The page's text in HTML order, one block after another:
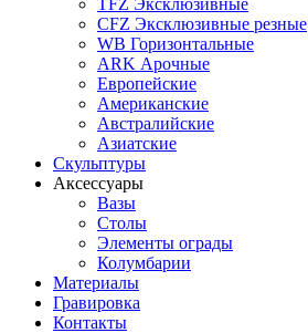
TFZ Эксклюзивные
CFZ Эксклюзивные резные
WB Горизонтальные
ARK Арочные
Европейские
Американские
Австралийские
Азиатские
Скульптуры
Аксессуары
Вазы
Столы
Элементы ограды
Колумбарии
Материалы
Гравировка
Контакты